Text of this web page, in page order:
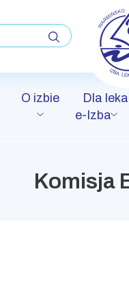
O izbie Dla
e-Izba
Komisja